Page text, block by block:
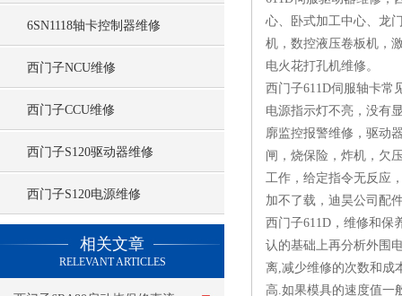
6SN1118轴卡控制器维修
西门子NCU维修
西门子CCU维修
西门子S120驱动器维修
西门子S120电源维修
相关文章
RELEVANT ARTICLES
心、卧式加工中心、龙
机，数控液压卷板机，
电火花打孔机维修。
西门子611D伺服轴卡常
电源指示灯不亮，没有
廓监控报警维修，驱动
闸，烧保险，炸机，欠
工作，给定指令无反应
加不了载，迪昊公司配
西门子611D，维修和保
认的基础上再分析外围
离,减少维修的次数和成
高.如果模具的速度值一